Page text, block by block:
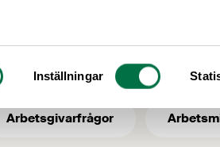
Inställningar
ämne:
Arbetsgivarfrågor